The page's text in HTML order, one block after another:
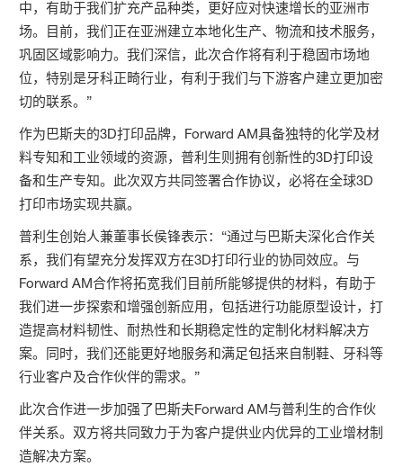
中，有助于我们扩充产品种类，更好应对快速增长的亚洲市
场。目前，我们正在亚洲建立本地化生产、物流和技术服务，
巩固区域影响力。我们深信，此次合作将有利于稳固市场地
位，特别是牙科正畸行业，有利于我们与下游客户建立更加密
切的联系。”
作为巴斯夫的3D打印品牌，Forward AM具备独特的化学及材
料专知和工业领域的资源，普利生则拥有创新性的3D打印设
备和生产专知。此次双方共同签署合作协议，必将在全球3D
打印市场实现共赢。
普利生创始人兼董事长侯锋表示：“通过与巴斯夫深化合作关
系，我们有望充分发挥双方在3D打印行业的协同效应。与
Forward AM合作将拓宽我们目前所能够提供的材料，有助于
我们进一步探索和增强创新应用，包括进行功能原型设计，打
造提高材料韧性、耐热性和长期稳定性的定制化材料解决方
案。同时，我们还能更好地服务和满足包括来自制鞋、牙科等
行业客户及合作伙伴的需求。”
此次合作进一步加强了巴斯夫Forward AM与普利生的合作伙
伴关系。双方将共同致力于为客户提供业内优异的工业增材制
造解决方案。